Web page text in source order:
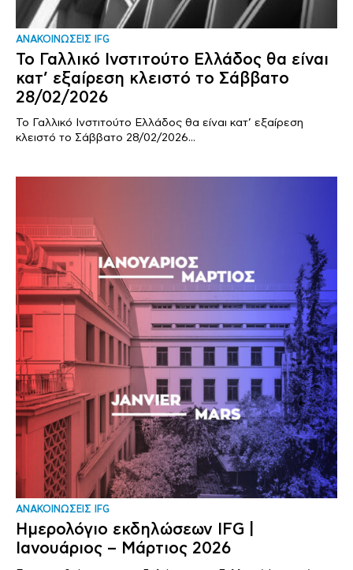
ΑΝΑΚΟΙΝΩΣΕΙΣ IFG
Το Γαλλικό Ινστιτούτο Ελλάδος θα είναι
κατ’ εξαίρεση κλειστό το Σάββατο
28/02/2026
Το Γαλλικό Ινστιτούτο Ελλάδος θα είναι κατ’ εξαίρεση
κλειστό το Σάββατο 28/02/2026...
ΑΝΑΚΟΙΝΩΣΕΙΣ IFG
Ημερολόγιο εκδηλώσεων IFG |
Ιανουάριος – Μάρτιος 2026